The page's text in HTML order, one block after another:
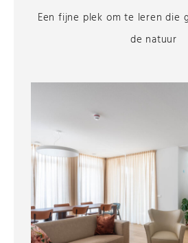
Een fijne plek om te leren die
de natuur